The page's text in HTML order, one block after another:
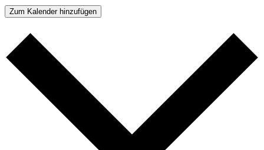
Zum Kalender hinzufügen